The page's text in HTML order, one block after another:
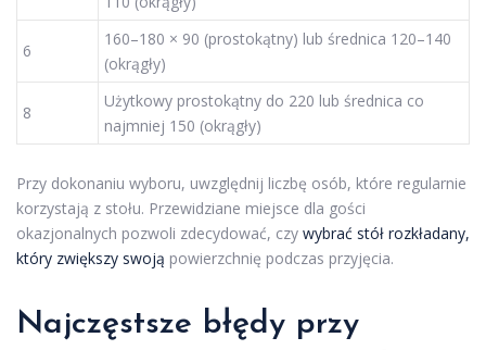
6
160–180 × 90 (prostokątny) lub średnica 120–140
(okrągły)
8
Użytkowy prostokątny do 220 lub średnica co
najmniej 150 (okrągły)
Przy dokonaniu wyboru, uwzględnij liczbę osób, które regularnie
korzystają z stołu. Przewidziane miejsce dla gości
okazjonalnych pozwoli zdecydować, czy wybrać stół rozkładany,
który zwiększy swoją powierzchnię podczas przyjęcia.
Najczęstsze błędy przy